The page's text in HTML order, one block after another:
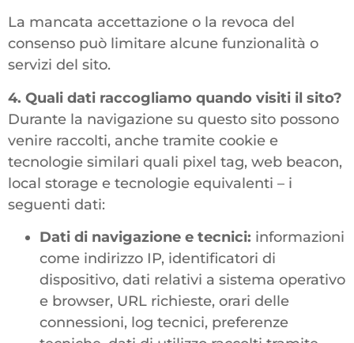
La mancata accettazione o la revoca del
consenso può limitare alcune funzionalità o
servizi del sito.
4. Quali dati raccogliamo quando visiti il sito?
Durante la navigazione su questo sito possono
venire raccolti, anche tramite cookie e
tecnologie similari quali pixel tag, web beacon,
local storage e tecnologie equivalenti – i
seguenti dati:
Dati di navigazione e tecnici: informazioni
come indirizzo IP, identificatori di
dispositivo, dati relativi a sistema operativo
e browser, URL richieste, orari delle
connessioni, log tecnici, preferenze